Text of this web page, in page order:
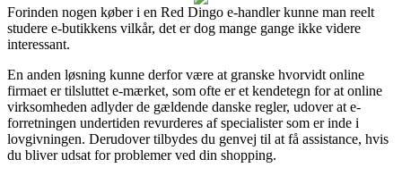
Forinden nogen køber i en Red Dingo e-handler kunne man reelt
studere e-butikkens vilkår, det er dog mange gange ikke videre
interessant.
En anden løsning kunne derfor være at granske hvorvidt online
firmaet er tilsluttet e-mærket, som ofte er et kendetegn for at online
virksomheden adlyder de gældende danske regler, udover at e-
forretningen undertiden revurderes af specialister som er inde i
lovgivningen. Derudover tilbydes du genvej til at få assistance, hvis
du bliver udsat for problemer ved din shopping.